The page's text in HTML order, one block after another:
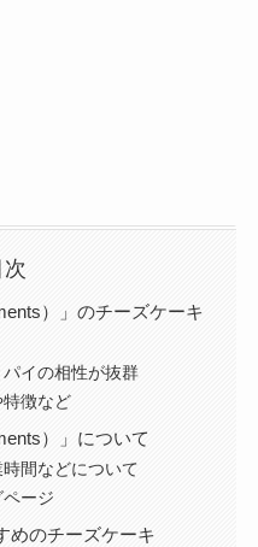
次
）」のチーズケーキ
イの相性が抜群
徴など
）」について
間などについて
ージ
めのチーズケーキ